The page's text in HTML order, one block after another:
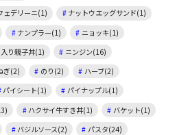
ェデリーニ(1)
ナットウエッグサンド(1)
ナンプラー(1)
ニョッキ(1)
り親子丼(1)
ニンジン(16)
ぎ(2) のり(2)
ハーブ(2)
パイシート(1)
パイナップル(1)
ハクサイ牛すき丼(1)
バケット(1)
バジルソース(2)
パスタ(24)